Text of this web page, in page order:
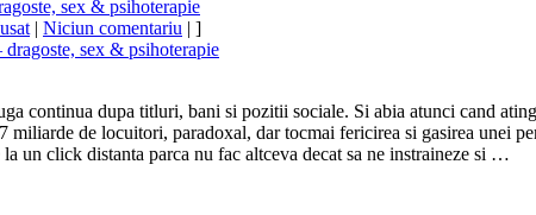
sex & psihoterapie
| Niciun comentariu | ]
continua dupa titluri, bani si pozitii sociale. Si abia atunci cand
miliarde de locuitori, paradoxal, dar tocmai fericirea si gasirea unei
un click distanta parca nu fac altceva decat sa ne instraineze si …